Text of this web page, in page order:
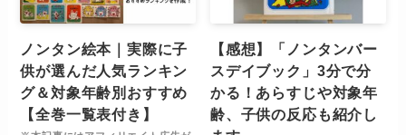
ノンタン絵本｜実際に子
供が選んだ人気ランキン
グ＆対象年齢別おすすめ
【全巻一覧表付き】
【感想】「ノンタンバー
スデイブック」3分で分
かる！あらすじや対象年
齢、子供の反応も紹介し